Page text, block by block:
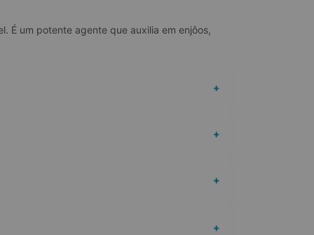
É um potente agente que auxilia em enjôos,
+
+
+
+